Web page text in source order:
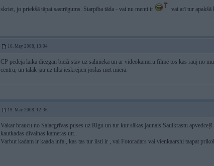
skriet, jo priekšā tāpat sastrēgums. Starpība tāda - vai nu menti ir
vai arī tur apakšā
16. May 2008, 13:04
CP pēdējā laikā diezgan bieži stāv uz salinieka un ar videokameru filmē tos kas rauj no
centru, un tālāk jau uz tilta ieskrējien joslas met mierā.
19. May 2008, 12:36
Vakar braucu no Salacgrīvas puses uz Rigu un tur kur sākas jaunais Saulkrastu
kautkadas dīvainas kameras utt..
Varbut kadam ir kaada infa , kas tas tur iisti ir , vai Fotoradars vai vienkaarshi taapat